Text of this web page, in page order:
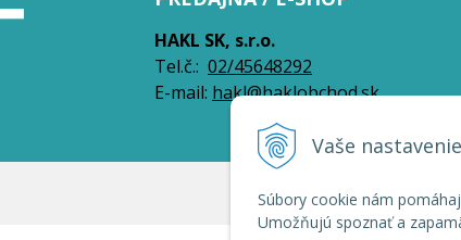
Vaše
Súbory cookie nám
Umožňujú spoznať a
HAKL SK, s.r.o.
Tel.č.: 02/45648292
E-mail: hakl@haklobchod.sk
© 2026 HAKL | Veľkoobchod •